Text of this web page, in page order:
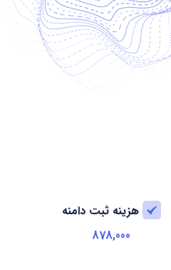
هزینه ثبت دامنه
878,000